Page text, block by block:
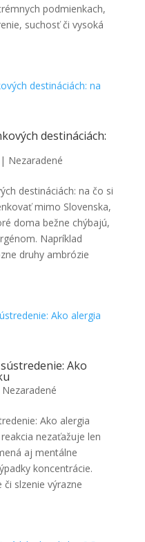
podmienkach,
suchosť či vysoká
destináciách:
| Nezaradené
destináciách: na čo si
mimo Slovenska,
doma bežne chýbajú,
Napríklad
druhy ambrózie
Ako
Nezaradené
Ako alergia
nezaťažuje len
aj mentálne
koncentrácie.
či slzenie výrazne